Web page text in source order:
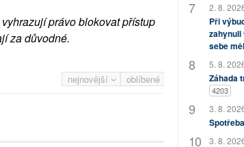
právo blokovat přístup
za důvodné.
nejnovější oblíbené
2. 8.
Při
zahynuli
sebe
5. 8.
Záhada
4203
3. 8.
3. 8.